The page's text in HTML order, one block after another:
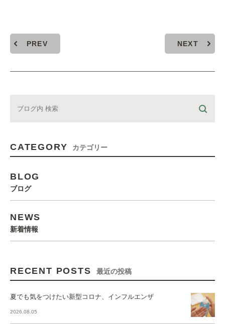
PREV NEXT
CATEGORY カテゴリー
BLOG
ブログ
NEWS
新着情報
RECENT POSTS 最近の投稿
夏でも気をつけたい新型コロナ、インフルエンザ
2026.08.05